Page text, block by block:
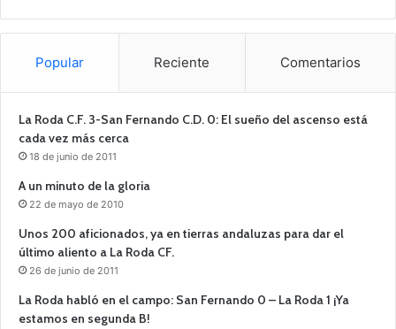
Popular Reciente Comentarios
La Roda C.F. 3-San Fernando C.D. 0: El sueño del ascenso está
cada vez más cerca
18 de junio de 2011
A un minuto de la gloria
22 de mayo de 2010
Unos 200 aficionados, ya en tierras andaluzas para dar el
último aliento a La Roda CF.
26 de junio de 2011
La Roda habló en el campo: San Fernando 0 – La Roda 1 ¡Ya
estamos en segunda B!